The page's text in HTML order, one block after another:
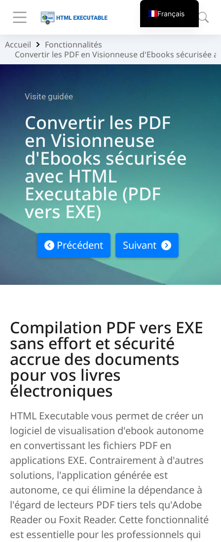
Vous êtes ici :
Accueil
Fonctionnalités
Convertir les PDF en Visionneuse d'Ebooks sécurisée
Visite guidée
Convertir les PDF
en Visionneuse
d'Ebooks sécurisée
avec HTML
Executable (PDF
vers EXE)
Précédent Suivant
Compilation PDF vers EXE
sans effort et sécurité
accrue des documents
pour vos livres
électroniques
HTML Executable vous permet de créer un
logiciel de visualisation d'ebook autonome
en convertissant les fichiers PDF en
applications EXE. Contrairement à d'autres
solutions, l'application générée est
autonome, ce qui élimine la dépendance à
l'égard de lecteurs PDF tiers tels qu'Adobe
Reader ou Foxit Reader. Cette fonctionnalité
est essentielle pour les professionnels qui
Français